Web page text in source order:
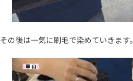
その後は一気に刷毛で染めていきます。